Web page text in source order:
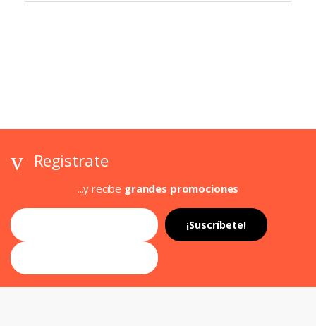
Registrate
...y recibe grandes promociones